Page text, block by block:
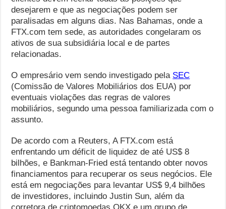
desejarem e que as negociações podem ser
paralisadas em alguns dias. Nas Bahamas, onde a
FTX.com tem sede, as autoridades congelaram os
ativos de sua subsidiária local e de partes
relacionadas.
O empresário vem sendo investigado pela SEC
(Comissão de Valores Mobiliários dos EUA) por
eventuais violações das regras de valores
mobiliários, segundo uma pessoa familiarizada com o
assunto.
De acordo com a Reuters, A FTX.com está
enfrentando um déficit de liquidez de até US$ 8
bilhões, e Bankman-Fried está tentando obter novos
financiamentos para recuperar os seus negócios. Ele
está em negociações para levantar US$ 9,4 bilhões
de investidores, incluindo Justin Sun, além da